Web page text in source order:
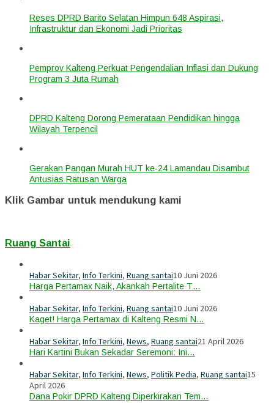
Reses DPRD Barito Selatan Himpun 648 Aspirasi,
Infrastruktur dan Ekonomi Jadi Prioritas
Pemprov Kalteng Perkuat Pengendalian Inflasi dan Dukung
Program 3 Juta Rumah
DPRD Kalteng Dorong Pemerataan Pendidikan hingga
Wilayah Terpencil
Gerakan Pangan Murah HUT ke-24 Lamandau Disambut
Antusias Ratusan Warga
Klik Gambar untuk mendukung kami
Ruang Santai
Habar Sekitar, Info Terkini, Ruang santai10 Juni 2026
Harga Pertamax Naik, Akankah Pertalite T…
Habar Sekitar, Info Terkini, Ruang santai10 Juni 2026
Kaget! Harga Pertamax di Kalteng Resmi N…
Habar Sekitar, Info Terkini, News, Ruang santai21 April 2026
Hari Kartini Bukan Sekadar Seremoni: Ini…
Habar Sekitar, Info Terkini, News, Politik Pedia, Ruang santai15
April 2026
Dana Pokir DPRD Kalteng Diperkirakan Tem…